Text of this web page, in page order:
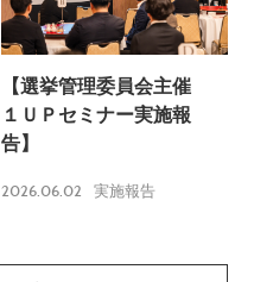
【選挙管理委員会主催
１ＵＰセミナー実施報
告】
2026.06.02 実施報告